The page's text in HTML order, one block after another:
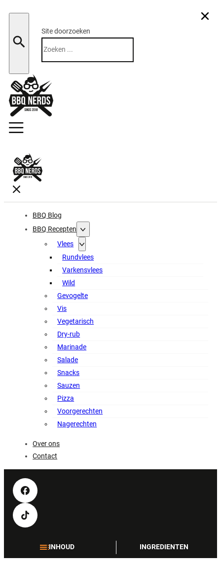
Site doorzoeken
BBQ Blog
BBQ Recepten
Vlees
Rundvlees
Varkensvlees
Wild
Gevogelte
Vis
Vegetarisch
Dry-rub
Marinade
Salade
Snacks
Sauzen
Pizza
Voorgerechten
Nagerechten
Over ons
Contact
INHOUD INGREDIENTEN